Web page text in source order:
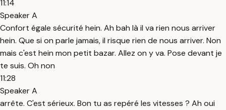
11:14
Speaker A
Confort égale sécurité hein. Ah bah là il va rien nous arriver
hein. Que si on parle jamais, il risque rien de nous arriver. Non
mais c'est hein mon petit bazar. Allez on y va. Pose devant je
te suis. Oh non
11:28
Speaker A
arrête. C'est sérieux. Bon tu as repéré les vitesses ? Ah oui